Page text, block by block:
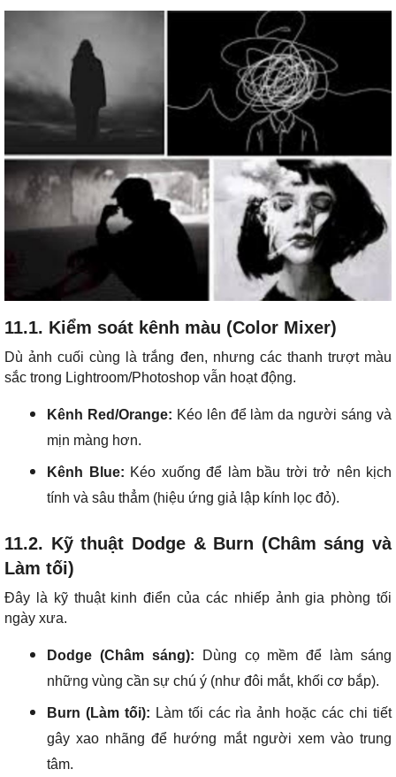
11.1. Kiểm soát kênh màu (Color Mixer)
Dù ảnh cuối cùng là trắng đen, nhưng các thanh trượt màu
sắc trong Lightroom/Photoshop vẫn hoạt động.
Kênh Red/Orange: Kéo lên để làm da người sáng và
mịn màng hơn.
Kênh Blue: Kéo xuống để làm bầu trời trở nên kịch
tính và sâu thẳm (hiệu ứng giả lập kính lọc đỏ).
11.2. Kỹ thuật Dodge & Burn (Châm sáng và
Làm tối)
Đây là kỹ thuật kinh điển của các nhiếp ảnh gia phòng tối
ngày xưa.
Dodge (Châm sáng): Dùng cọ mềm để làm sáng
những vùng cần sự chú ý (như đôi mắt, khối cơ bắp).
Burn (Làm tối): Làm tối các rìa ảnh hoặc các chi tiết
gây xao nhãng để hướng mắt người xem vào trung
tâm.